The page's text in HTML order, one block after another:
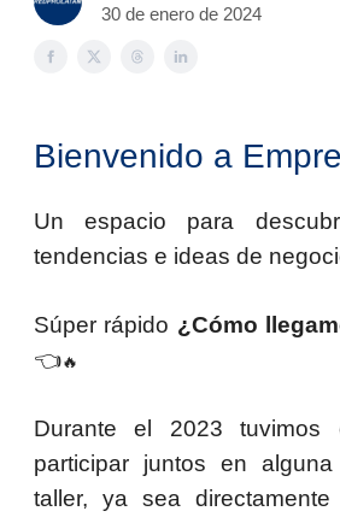
30 de enero de 2024
Bienvenido a
Un espacio para
tendencias e ideas de
Súper rápido ¿Cómo
👈🔥
Durante el 2023 tuvimos
participar juntos en
taller, ya sea